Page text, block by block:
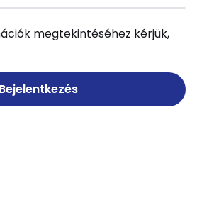
megtekintéséhez kérjük,
Bejelentkezés